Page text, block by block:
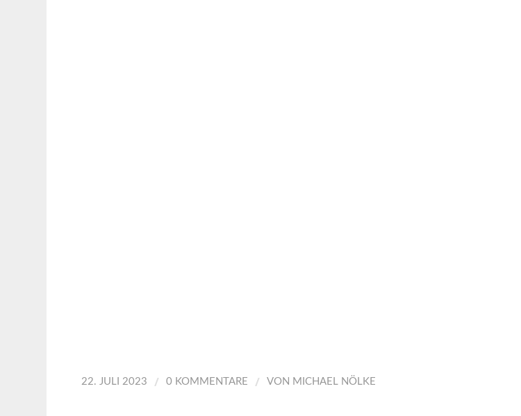
22. JULI 2023 / 0 KOMMENTARE / VON MICHAEL NÖLKE